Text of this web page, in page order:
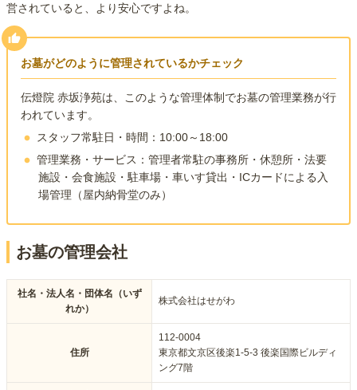
営されていると、より安心ですよね。
お墓がどのように管理されているかチェック
伝燈院 赤坂浄苑は、このような管理体制でお墓の管理業務が行
われています。
スタッフ常駐日・時間：10:00～18:00
管理業務・サービス ： 管理者常駐の事務所・休憩所・法要
施設・会食施設・駐車場・車いす貸出・ICカードによる入
場管理（屋内納骨堂のみ）
お墓の管理会社
社名・法人名・団体名（いず
れか）
株式会社はせがわ
住所
112-0004
東京都文京区後楽1-5-3 後楽国際ビルディ
ング7階